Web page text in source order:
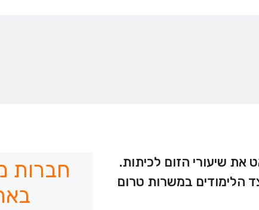
שיעורי הזום לכיתות.
הלימודים במשרות טרום
חברות